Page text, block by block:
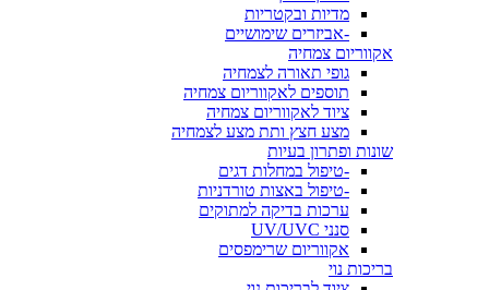
מדיות ובקטריות
-אביזרים שימושיים
אקווריום צמחיה
גופי תאורה לצמחיה
תוספים לאקווריום צמחיה
ציוד לאקווריום צמחיה
מצע חצץ ותת מצע לצמחיה
שונות ופתרון בעיות
-טיפול במחלות דגים
-טיפול באצות טורדניות
ערכות בדיקה למתוקים
סנני UV/UVC
אקווריום שרימפסים
בריכות נוי